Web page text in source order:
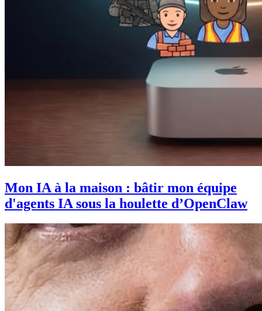
Mon IA à la maison : bâtir mon équipe
d'agents IA sous la houlette d’OpenClaw